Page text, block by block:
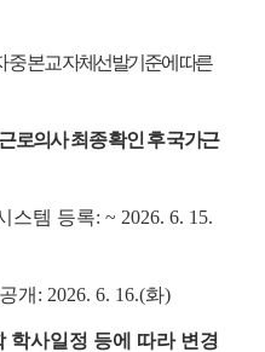
중 본교 자체선발기준에 따른
로의사 최종 확인 후 국가근
템 등록: ~ 2026. 6. 15.
: 2026. 6. 16.(화)
사일정 등에 따라 변경